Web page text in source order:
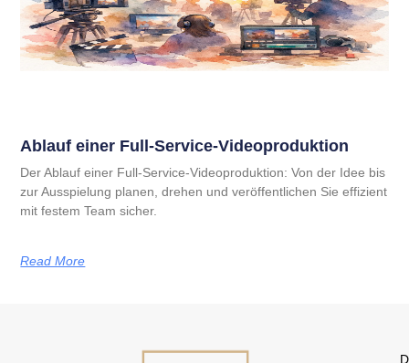
Ablauf einer Full-Service-Videoproduktion
Der Ablauf einer Full-Service-Videoproduktion: Von der Idee bis
zur Ausspielung planen, drehen und veröffentlichen Sie effizient
mit festem Team sicher.
Read More